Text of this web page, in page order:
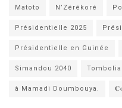
Matoto N’Zérékoré
Présidentielle 2025
Présidentielle en Guinée
Simandou 2040 Tombolia
à Mamadi Doumbouya.